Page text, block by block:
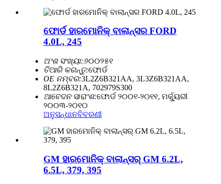
ଫୋର୍ଡ ହାରମୋନିକ୍ ବାଲାନ୍ସର FORD
4.0L, 245
ଅଂଶ ସଂଖ୍ୟା:୬୦୦୨୫୧
ତିଆରି କରନ୍ତୁ:ଫୋର୍ଡ
OE ନମ୍ବର:3L2Z6B321AA, 3L3Z6B321AA,
8L2Z6B321A, 702979S300
ଆବେଦନ ସାରାଂଶ:ଫୋର୍ଡ ୨୦୦୧-୨୦୧୧, ମର୍କ୍ୟୁରୀ
୨୦୦୩-୨୦୧୦
ଅନୁସନ୍ଧାନବିବରଣୀ
GM ହାରମୋନିକ୍ ବାଲାନ୍ସର୍ GM 6.2L,
6.5L, 379, 395